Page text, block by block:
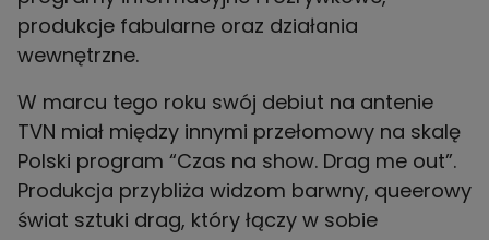
produkcje fabularne oraz działania
wewnętrzne.
W marcu tego roku swój debiut na antenie
TVN miał między innymi przełomowy na skalę
Polski program “Czas na show. Drag me out”.
Produkcja przybliża widzom barwny, queerowy
świat sztuki drag, który łączy w sobie